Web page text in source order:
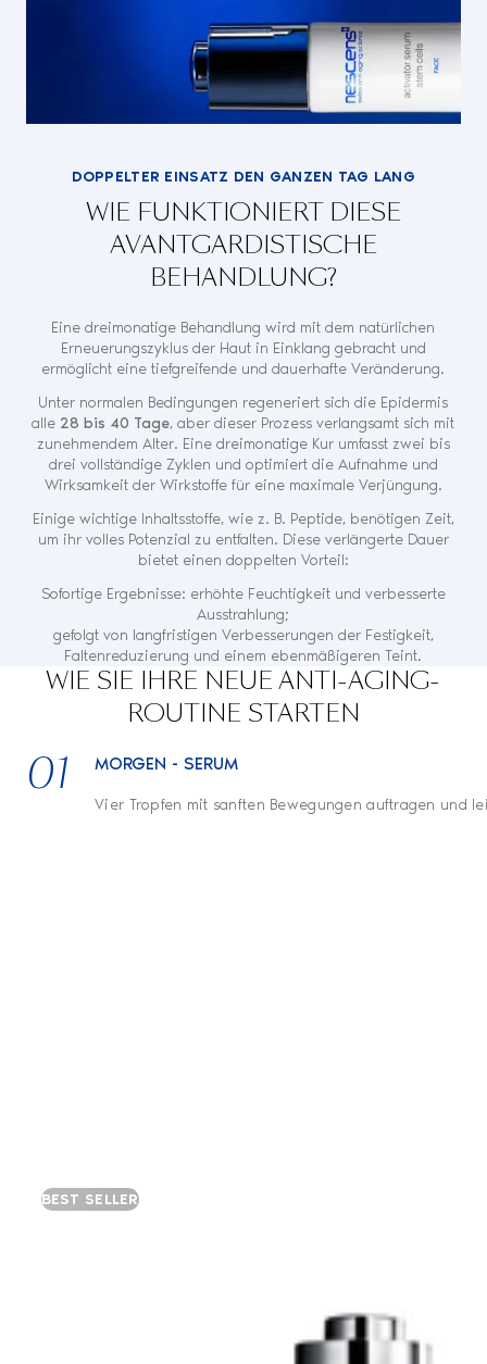
DOPPELTER EINSATZ DEN GANZEN TAG LANG
WIE FUNKTIONIERT DIESE
AVANTGARDISTISCHE
BEHANDLUNG?
Eine dreimonatige Behandlung wird mit dem natürlichen
Erneuerungszyklus der Haut in Einklang gebracht und
ermöglicht eine tiefgreifende und dauerhafte Veränderung.
Unter normalen Bedingungen regeneriert sich die Epidermis
alle 28 bis 40 Tage, aber dieser Prozess verlangsamt sich mit
zunehmendem Alter. Eine dreimonatige Kur umfasst zwei bis
drei vollständige Zyklen und optimiert die Aufnahme und
Wirksamkeit der Wirkstoffe für eine maximale Verjüngung.
Einige wichtige Inhaltsstoffe, wie z. B. Peptide, benötigen Zeit,
um ihr volles Potenzial zu entfalten. Diese verlängerte Dauer
bietet einen doppelten Vorteil:
Sofortige Ergebnisse: erhöhte Feuchtigkeit und verbesserte
Ausstrahlung;
gefolgt von langfristigen Verbesserungen der Festigkeit,
Faltenreduzierung und einem ebenmäßigeren Teint.
WIE SIE IHRE NEUE ANTI-AGING-
ROUTINE STARTEN
01 MORGEN - SERUM
Vier Tropfen mit sanften Bewegungen auftragen und
BEST SELLER